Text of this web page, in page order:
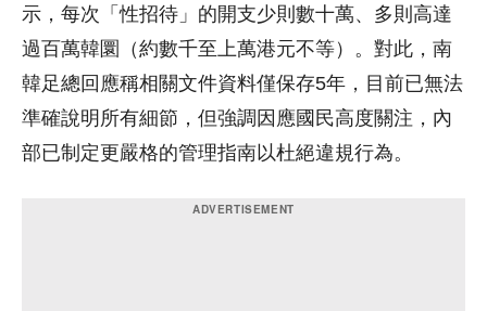
示，每次「性招待」的開支少則數十萬、多則高達
過百萬韓圜（約數千至上萬港元不等）。對此，南
韓足總回應稱相關文件資料僅保存5年，目前已無法
準確說明所有細節，但強調因應國民高度關注，內
部已制定更嚴格的管理指南以杜絕違規行為。